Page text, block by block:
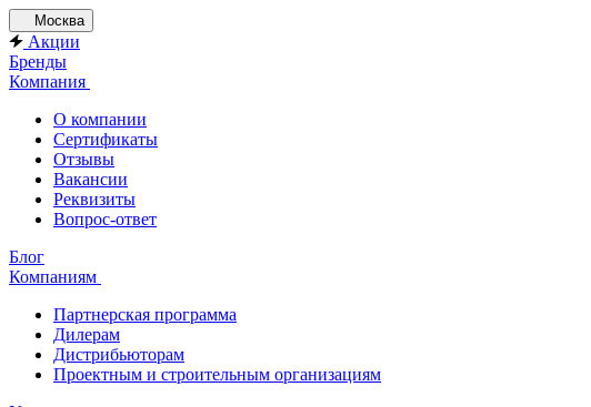
Москва
Акции
Бренды
Компания
О компании
Сертификаты
Отзывы
Вакансии
Реквизиты
Вопрос-ответ
Блог
Компаниям
Партнерская программа
Дилерам
Дистрибьюторам
Проектным и строительным организациям